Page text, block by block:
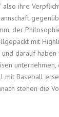
also ihre
der
mit
darauf
mit Baseball
stehen die